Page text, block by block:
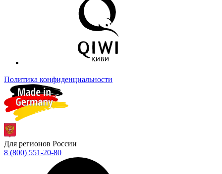
Политика конфиденциальности
Для регионов России
8 (800) 551-20-80